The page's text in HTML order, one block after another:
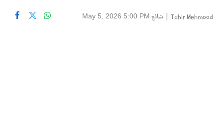
Tahir Mehmood
| شائع May 5, 2026 5:00 PM